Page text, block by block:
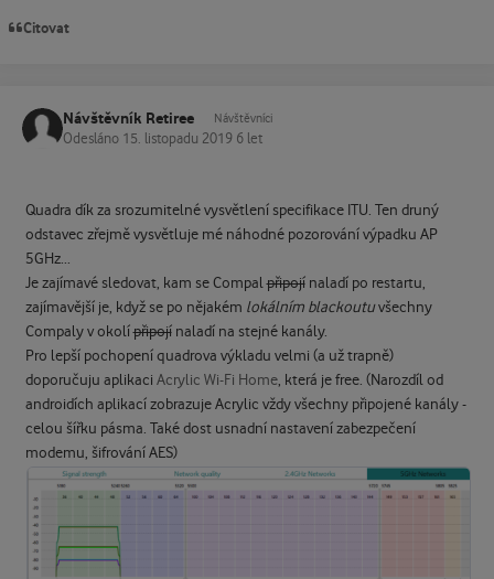
Citovat
Návštěvník Retiree Návštěvníci
Odesláno 15. listopadu 2019 6 let
Quadra dík za srozumitelné vysvětlení specifikace ITU. Ten druný
odstavec zřejmě vysvětluje mé náhodné pozorování výpadku AP
5GHz...
Je zajímavé sledovat, kam se Compalpřipojínaladí po restartu,
zajímavější je, když se po nějakém lokálním blackoutuvšechny
Compaly v okolípřipojínaladí na stejné kanály.
Pro lepší pochopení quadrova výkladu velmi (a už trapně)
doporučuju aplikaci Acrylic Wi-Fi Home, která je free. (Narozdíl od
androidích aplikací zobrazuje Acrylic vždy všechny připojené kanály -
celou šířku pásma. Také dost usnadní nastavení zabezpečení
modemu, šifrování AES)